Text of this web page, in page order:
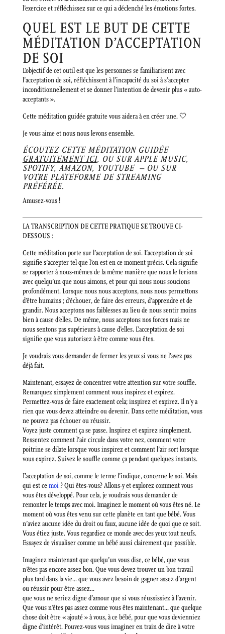
l’exercice et réfléchissez sur ce qui a déclenché les émotions fortes.
QUEL EST LE BUT DE CETTE
MÉDITATION D’ACCEPTATION
DE SOI
L’objectif de cet outil est que les personnes se familiarisent avec
l’acceptation de soi, réfléchissent à l’incapacité du soi à s’accepter
inconditionnellement et se donner l’intention de devenir plus « auto-
acceptants ».
Cette méditation guidée gratuite vous aidera à en créer une. 🤍
Je vous aime et nous nous levons ensemble.
ÉCOUTEZ CETTE MÉDITATION GUIDÉE
GRATUITEMENT ICI, OU SUR APPLE MUSIC,
SPOTIFY, AMAZON, YOUTUBE– OU SUR
VOTRE PLATEFORME DE STREAMING
PRÉFÉRÉE.
Amusez-vous !
LA TRANSCRIPTION DE CETTE PRATIQUE SE TROUVE CI-
DESSOUS :
Cette méditation porte sur l’acceptation de soi. L’acceptation de soi
signifie s’accepter tel que l’on est en ce moment précis. Cela signifie
se rapporter à nous-mêmes de la même manière que nous le ferions
avec quelqu’un que nous aimons, et pour qui nous nous soucions
profondément. Lorsque nous nous acceptons, nous nous permettons
d’être humains ; d’échouer, de faire des erreurs, d’apprendre et de
grandir. Nous acceptons nos faiblesses au lieu de nous sentir moins
bien à cause d’elles. De même, nous acceptons nos forces mais ne
nous sentons pas supérieurs à cause d’elles. L’acceptation de soi
signifie que vous autorisez à être comme vous êtes.
Je voudrais vous demander de fermer les yeux si vous ne l’avez pas
déjà fait.
Maintenant, essayez de concentrer votre attention sur votre souffle.
Remarquez simplement comment vous inspirez et expirez.
Permettez-vous de faire exactement cela; inspirez et expirez. Il n’y a
rien que vous devez atteindre ou devenir. Dans cette méditation, vous
ne pouvez pas échouer ou réussir.
Voyez juste comment ça se passe. Inspirez et expirez simplement.
Ressentez comment l’air circule dans votre nez, comment votre
poitrine se dilate lorsque vous inspirez et comment l’air sort lorsque
vous expirez. Suivez le souffle comme ça pendant quelques instants.
L’acceptation de soi, comme le terme l’indique, concerne le soi. Mais
qui est cemoi? Qui êtes-vous? Allons-y et explorez comment vous
vous êtes développé. Pour cela, je voudrais vous demander de
remonter le temps avec moi. Imaginez le moment où vous êtes né. Le
moment où vous êtes venu sur cette planète en tant que bébé. Vous
n’aviez aucune idée du droit ou faux, aucune idée de quoi que ce soit.
Vous étiez juste. Vous regardiez ce monde avec des yeux tout neufs.
Essayez de visualiser comme un bébé aussi clairement que possible.
Imaginez maintenant que quelqu’un vous dise, ce bébé, que vous
n’êtes pas encore assez bon. Que vous devez trouver un bon travail
plus tard dans la vie… que vous avez besoin de gagner assez d’argent
ou réussir pour être assez…
que vous ne seriez digne d’amour que si vous réussissiez à l’avenir.
Que vous n’êtes pas assez comme vous êtes maintenant… que quelque
chose doit être « ajouté » à vous, à ce bébé, pour que vous devienniez
digne d’intérêt. Pouvez-vous vous imaginer en train de dire à votre